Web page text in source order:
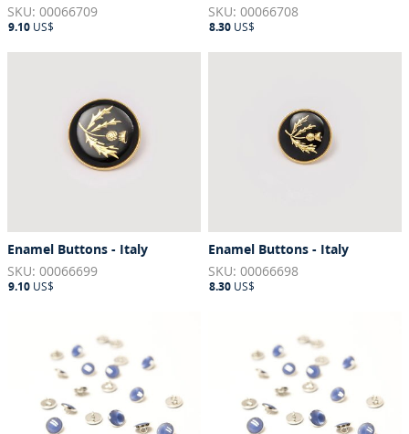
SKU: 00066709
9.10 US$
SKU: 00066708
8.30 US$
Enamel Buttons - Italy
SKU: 00066699
9.10 US$
Enamel Buttons - Italy
SKU: 00066698
8.30 US$